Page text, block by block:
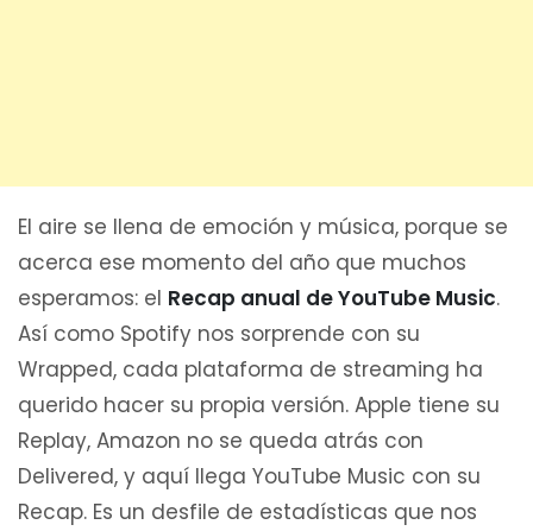
El aire se llena de emoción y música, porque se
acerca ese momento del año que muchos
esperamos: el Recap anual de YouTube Music.
Así como Spotify nos sorprende con su
Wrapped, cada plataforma de streaming ha
querido hacer su propia versión. Apple tiene su
Replay, Amazon no se queda atrás con
Delivered, y aquí llega YouTube Music con su
Recap. Es un desfile de estadísticas que nos